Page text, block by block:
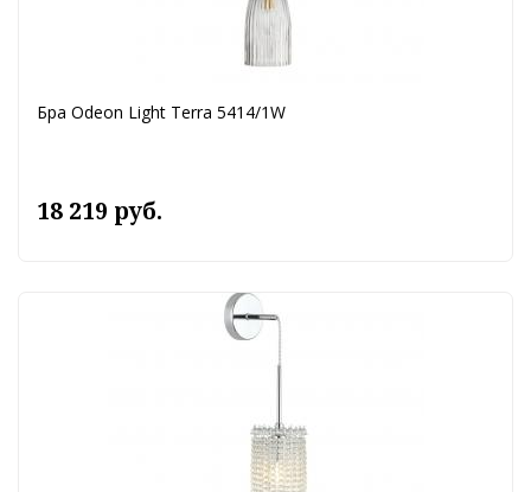
Бра Odeon Light Terra 5414/1W
18 219 руб.